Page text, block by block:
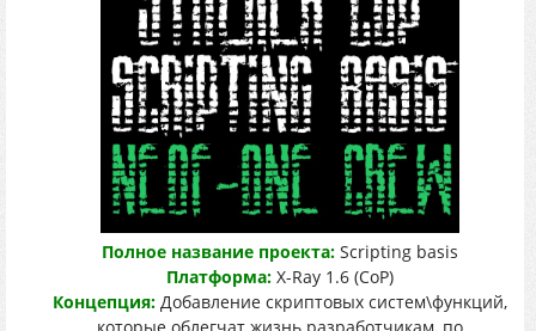
Полное название проекта: Scripting basis
Платформа: X-Ray 1.6 (CoP)
Концепция: Добавление скриптовых систем\функций,